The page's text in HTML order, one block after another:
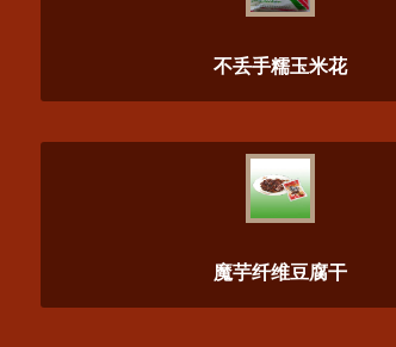
不丢手糯玉米花
魔芋纤维豆腐干